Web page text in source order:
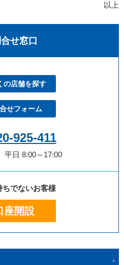
以上
せ窓口
の店舗を探す
せフォーム
925-411
平日 8:00～17:00
ちでないお客様
座開設